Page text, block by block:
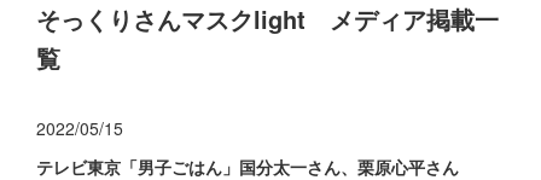
そっくりさんマスクlight メディア掲載一
覧
2022/05/15
テレビ東京「男子ごはん」国分太一さん、栗原心平さん